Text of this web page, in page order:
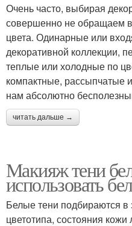
Очень часто, выбирая
совершенно не обращаем
цвета. Одинарные или
декоративной коллекции,
теплые или холодные по
компактные, рассыпчатые
нам абсолютно
читать дальше →
Макияж тени
использовать
Белые тени подбираются в
цветотипа, состояния